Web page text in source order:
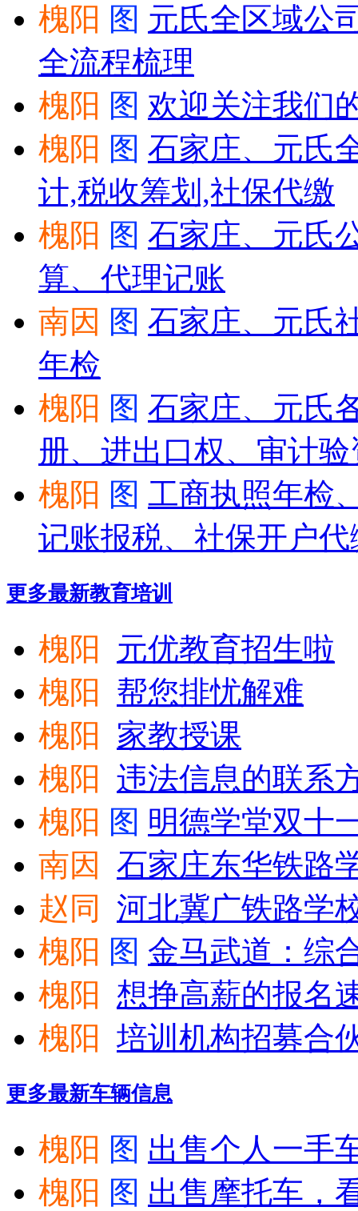
槐阳 图 元氏全区域公
全流程梳理
槐阳 图 欢迎关注我们
槐阳 图 石家庄、元氏
计,税收筹划,社保代缴
槐阳 图 石家庄、元氏
算、代理记账
南因 图 石家庄、元氏
年检
槐阳 图 石家庄、元氏
册、进出口权、审计验
槐阳 图 工商执照年检
记账报税、社保开户代
更多最新教育培训
槐阳
元优教育招生啦
槐阳
帮您排忧解难
槐阳
家教授课
槐阳
违法信息的联系
槐阳 图 明德学堂双十
南因
石家庄东华铁路
赵同
河北冀广铁路学
槐阳 图 金马武道：综
槐阳
想挣高薪的报名
槐阳
培训机构招募合
更多最新车辆信息
槐阳 图 出售个人一手
槐阳 图 出售摩托车，